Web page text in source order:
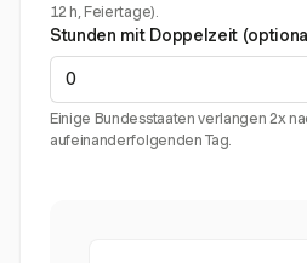
12 h, Feiertage).
Stunden mit Doppelzeit
Einige Bundesstaaten verlangen 2x
aufeinanderfolgenden Tag.